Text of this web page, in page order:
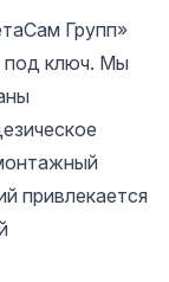
Групп»
под ключ. Мы
привлекается